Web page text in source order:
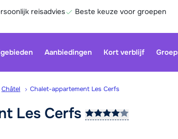
reisadvies Beste keuze voor groepen
Aanbiedingen Kort verblijf
Châtel Chalet-appartement Les Cerfs
Les Cerfs